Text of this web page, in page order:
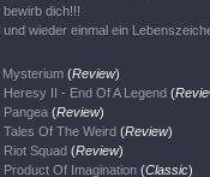
bewirb dich!!!
und wieder einmal ein
Mysterium (Review)
Heresy II - End Of A Legend (
Pangea (Review)
Tales Of The Weird (Review)
Riot Squad (Review)
Product Of Imagination (Classic)